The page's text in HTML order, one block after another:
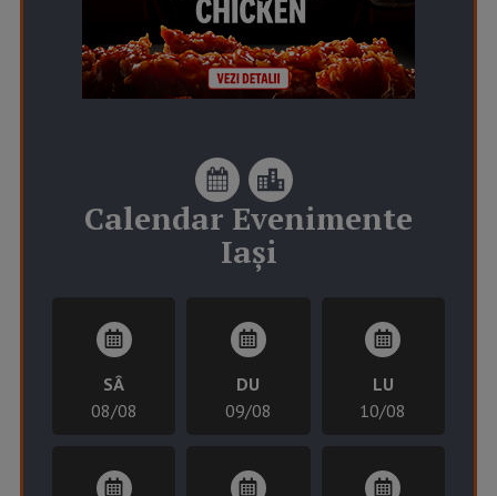
Calendar Evenimente
Iași
SÂ
08/08
DU
09/08
LU
10/08